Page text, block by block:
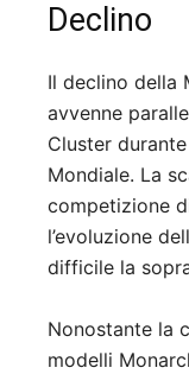
Declino
Il declino della
avvenne
Cluster
Mondiale. La
competizione
l’evoluzione
difficile la
Nonostante la
modelli